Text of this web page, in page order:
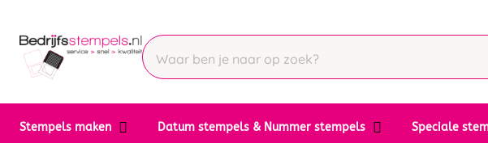
Stempels maken Datum stempels & Nummer stempels Speciale